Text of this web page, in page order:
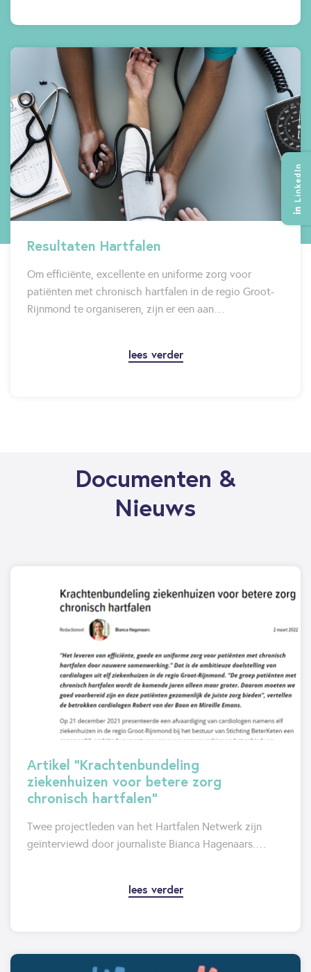
LinkedIn
Resultaten Hartfalen
Om efficiënte, excellente en uniforme zorg voor
patiënten met chronisch hartfalen in de regio Groot-
Rijnmond te organiseren, zijn er een aan…
lees verder
Documenten &
Nieuws
Artikel "Krachtenbundeling
ziekenhuizen voor betere zorg
chronisch hartfalen"
Twee projectleden van het Hartfalen Netwerk zijn
geïnterviewd door journaliste Bianca Hagenaars.…
lees verder